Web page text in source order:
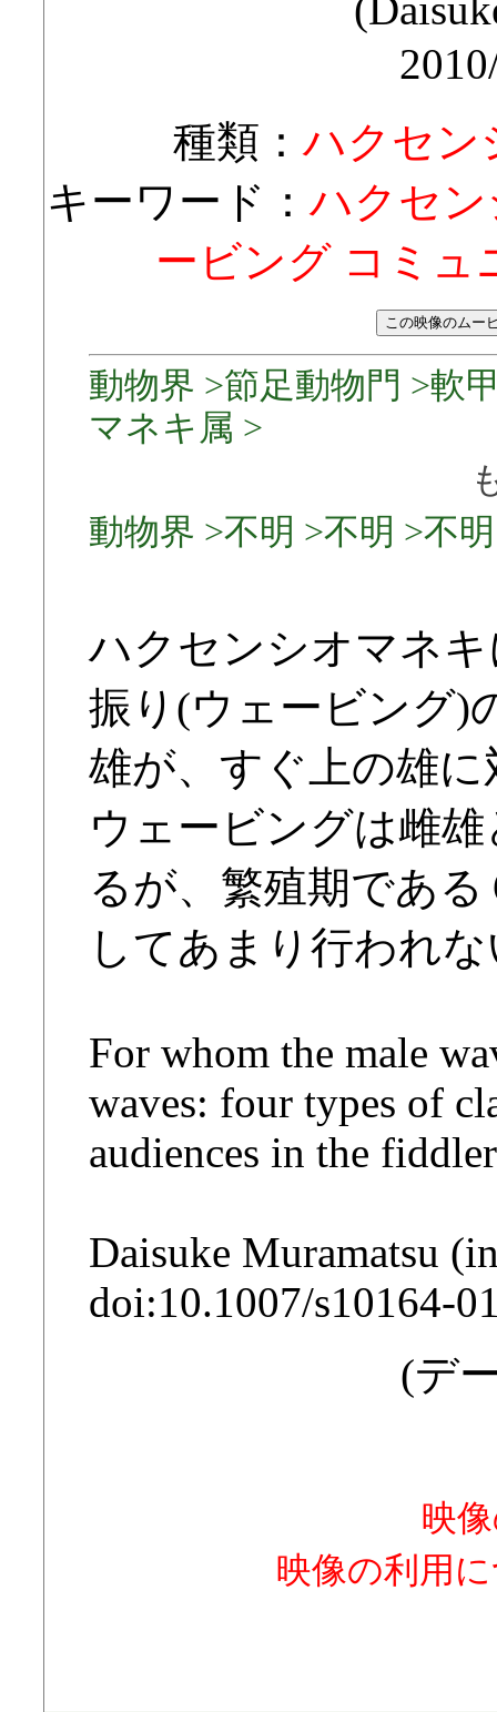
種類：ハクセン
キーワード：ハクセ
ービング コミュ
動物界 >節足動物門 >軟
マネキ属 >
動物界 >不明 >不明 >不
ハクセンシオマネ
振り(ウェービング)
雄が、すぐ上の雄
ウェービングは雌
るが、繁殖期であ
してあまり行われ
For whom the male
waves: four types of
audiences in the
Daisuke Muramatsu
doi:10.1007/s10164-
(デ
映
映像の利用